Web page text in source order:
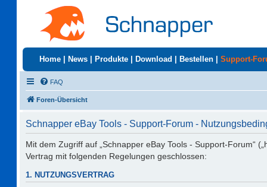
Home News Produkte Download Bestellen Support-
FAQ
Foren-Übersicht
Schnapper eBay Tools - Support-Forum -
Mit dem Zugriff auf „Schnapper eBay Tools - Support-Forum“
Vertrag mit folgenden Regelungen geschlossen:
1. NUTZUNGSVERTRAG